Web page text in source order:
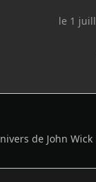
le 1
de John